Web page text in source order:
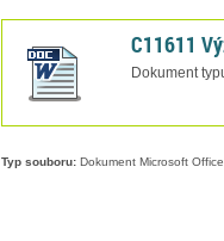
C11611
Dokument
Typ souboru:Dokument Microsoft